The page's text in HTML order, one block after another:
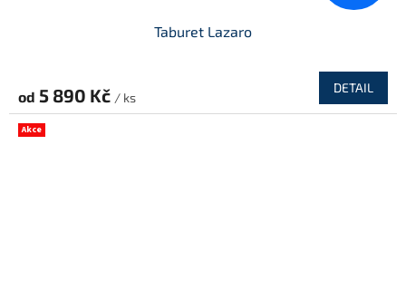
Taburet Lazaro
od 5 890 Kč / ks
DETAIL
Akce